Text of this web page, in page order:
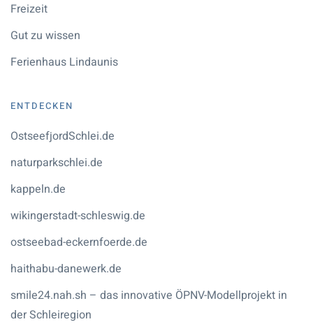
Freizeit
Gut zu wissen
Ferienhaus Lindaunis
ENTDECKEN
OstseefjordSchlei.de
naturparkschlei.de
kappeln.de
wikingerstadt-schleswig.de
ostseebad-eckernfoerde.de
haithabu-danewerk.de
smile24.nah.sh – das innovative ÖPNV-Modellprojekt in
der Schleiregion